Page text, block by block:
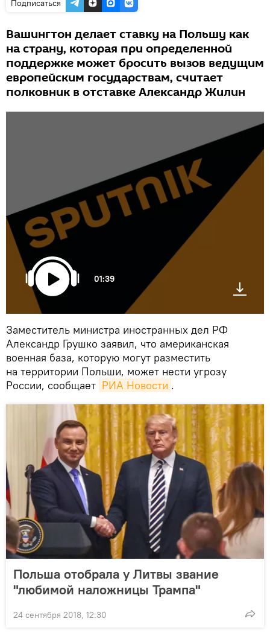
Подписаться
Вашингтон делает ставку на Польшу как
на страну, которая при определенной
поддержке может бросить вызов ведущим
европейским государствам, считает
полковник в отставке Александр Жилин
01:39
Заместитель министра иностранных дел РФ
Александр Грушко заявил, что американская
военная база, которую могут разместить
на территории Польши, может нести угрозу
России, сообщает РИА Новости .
Польша отобрала у Литвы звание
"любимой наложницы Трампа"
24 сентября 2018, 12:30